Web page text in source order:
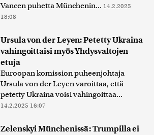
Vancen puhetta Münchenin... 14.2.2025
18:08
Ursula von der Leyen: Petetty Ukraina
vahingoittaisi myös Yhdysvaltojen
etuja
Euroopan komission puheenjohtaja
Ursula von der Leyen varoittaa, että
petetty Ukraina voisi vahingoittaa...
14.2.2025 16:07
Zelenskyi Münchenissä: Trumpilla ei